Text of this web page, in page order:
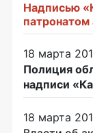
Надписью
18 марта
Полиция
надписи
18 марта